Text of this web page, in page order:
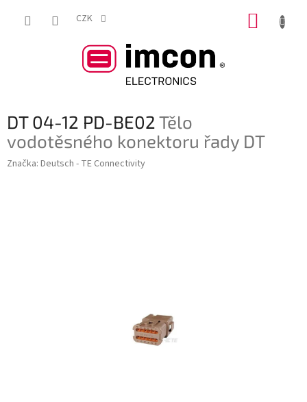
CZK
DT 04-12 PD-BE02Tělo
vodotěsného konektoru řady DT
Značka: Deutsch - TE Connectivity